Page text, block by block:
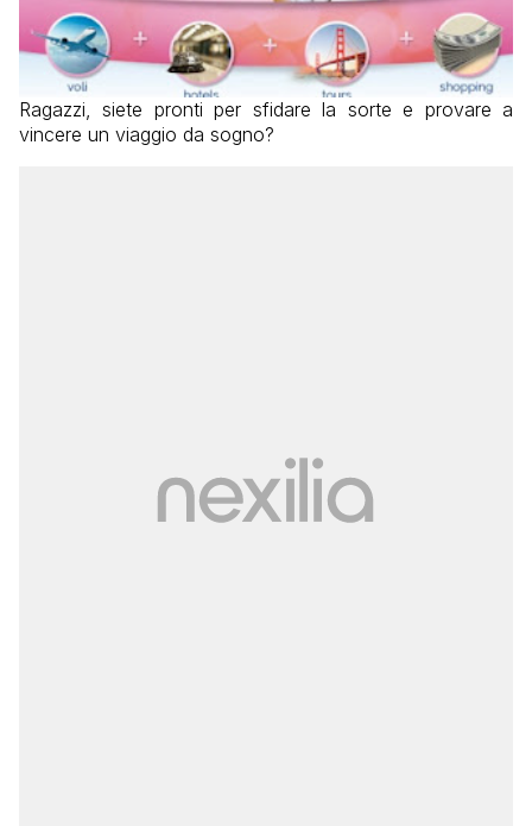
Ragazzi, siete pronti per sfidare la sorte e provare a
vincere un viaggio da sogno?